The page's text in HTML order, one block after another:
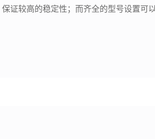
证较高的稳定性；而齐全的型号设置可